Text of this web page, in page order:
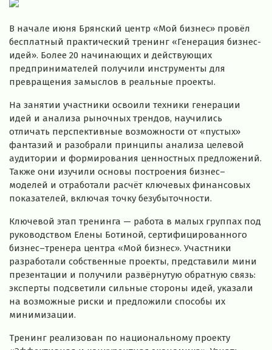
В начале июня Брянский центр «Мой бизнес» провёл
бесплатный практический тренинг «Генерация бизнес-
идей». Более 20 начинающих и действующих
предпринимателей получили инструменты для
превращения замыслов в реальные проекты.
На занятии участники освоили техники генерации
идей и анализа рыночных трендов, научились
отличать перспективные возможности от «пустых»
фантазий и разобрали принципы анализа целевой
аудитории и формирования ценностных предложений.
Также они изучили основы построения бизнес–
моделей и отработали расчёт ключевых финансовых
показателей, включая точку безубыточности.
Ключевой этап тренинга — работа в малых группах под
руководством Елены Ботиной, сертифицированного
бизнес–тренера центра «Мой бизнес». Участники
разработали собственные проекты, представили мини
презентации и получили развёрнутую обратную связь:
эксперты подсветили сильные стороны идей, указали
на возможные риски и предложили способы их
минимизации.
Тренинг реализован по национальному проекту